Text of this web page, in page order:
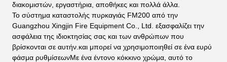
διακομιστών, εργαστήρια, αποθήκες και πολλά άλλα.
Το σύστημα καταστολής πυρκαγιάς FM200 από την
Guangzhou Xingjin Fire Equipment Co., Ltd. εξασφαλίζει την
ασφάλεια της ιδιοκτησίας σας και των ανθρώπων που
βρίσκονται σε αυτήν.και μπορεί να χρησιμοποιηθεί σε ένα ευρύ
φάσμα ρυθμίσεωνΜε ένα έντονο κόκκινο χρώμα, αυτό το